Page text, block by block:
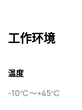
工作环境
温度
-10℃～+45℃